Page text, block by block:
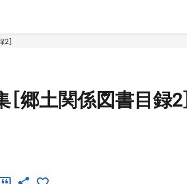
］
郷土関係図書目録2］